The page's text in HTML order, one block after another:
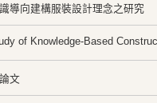
導向建構服裝設計理念之研究
of Knowledge-Based
文